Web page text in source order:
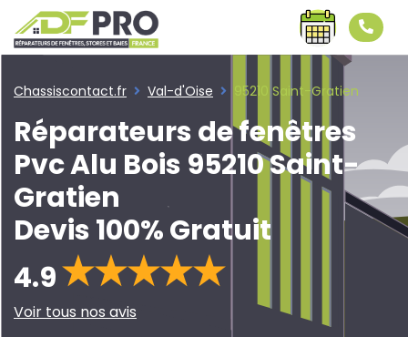
Chassiscontact.fr Val-d'Oise 95210 Saint-Gratien
Réparateurs de fenêtres
Pvc Alu Bois 95210 Saint-
Gratien
Devis 100% Gratuit
4.9
Voir tous nos avis